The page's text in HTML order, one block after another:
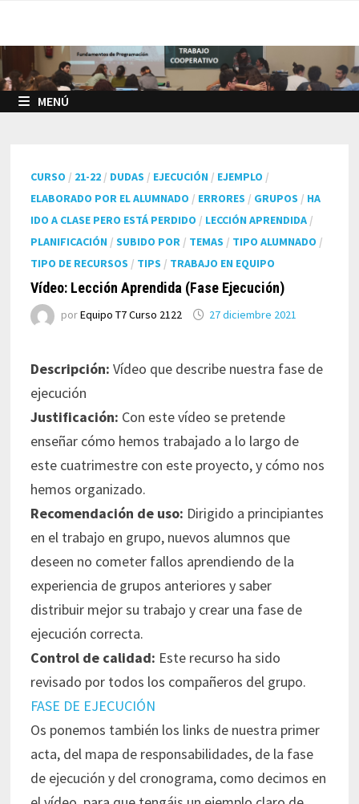
contenido
MENÚ
CURSO / 21-22 / DUDAS / EJECUCIÓN / EJEMPLO /
ELABORADO POR EL ALUMNADO / ERRORES / GRUPOS / HA
IDO A CLASE PERO ESTÁ PERDIDO / LECCIÓN APRENDIDA /
PLANIFICACIÓN /SUBIDO POR / TEMAS / TIPO ALUMNADO /
TIPO DE RECURSOS / TIPS / TRABAJO EN EQUIPO
Vídeo: Lección Aprendida (Fase Ejecución)
porEquipo T7 Curso 2122 27 diciembre 2021
Descripción:Vídeo que describe nuestra fase de
ejecución
Justificación: Con este vídeo se pretende
enseñar cómo hemos trabajado a lo largo de
este cuatrimestre con este proyecto, y cómo nos
hemos organizado.
Recomendación de uso: Dirigido a principiantes
en el trabajo en grupo, nuevos alumnos que
deseen no cometer fallos aprendiendo de la
experiencia de grupos anteriores y saber
distribuir mejor su trabajo y crear una fase de
ejecución correcta.
Control de calidad: Este recurso ha sido
revisado por todos los compañeros del grupo.
FASE DE EJECUCIÓN
Os ponemos también los links de nuestra primer
acta, del mapa de responsabilidades, de la fase
de ejecución y del cronograma, como decimos en